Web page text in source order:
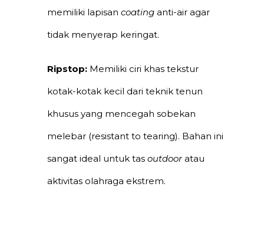
memiliki lapisan coating anti-air agar
tidak menyerap keringat.
Ripstop: Memiliki ciri khas tekstur
kotak-kotak kecil dari teknik tenun
khusus yang mencegah sobekan
melebar (resistant to tearing). Bahan ini
sangat ideal untuk tas outdooratau
aktivitas olahraga ekstrem.